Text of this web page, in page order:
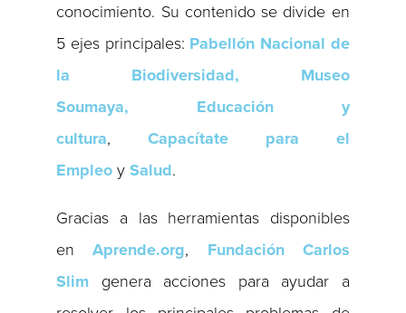
conocimiento. Su contenido se divide en
5 ejes principales: Pabellón Nacional de
la Biodiversidad, Museo
Soumaya,
Educación y
cultura,Capacítate para el
Empleo ySalud.
Gracias a las herramientas disponibles
enAprende.org, Fundación Carlos
Slim genera acciones para ayudar a